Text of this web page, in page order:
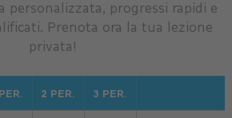
personalizzata, progressi rapidi e
Prenota ora la tua lezione
privata!
2 PER. 3 PER.